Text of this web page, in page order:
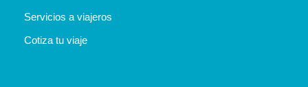
Servicios a viajeros
Cotiza tu viaje